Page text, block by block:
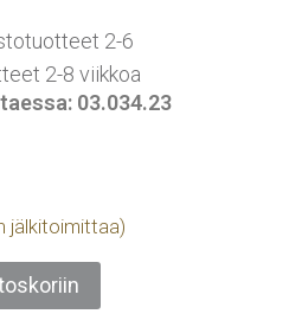
2-6
2-8 viikkoa
03.034.23
jälkitoimittaa)